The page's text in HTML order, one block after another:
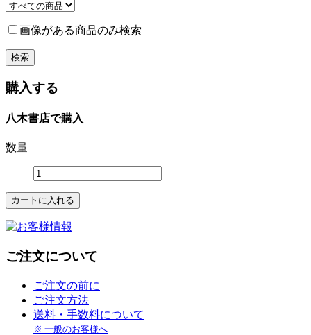
画像がある商品のみ検索
購入する
八木書店で購入
数量
ご注文について
ご注文の前に
ご注文方法
送料・手数料について
※ 一般のお客様へ